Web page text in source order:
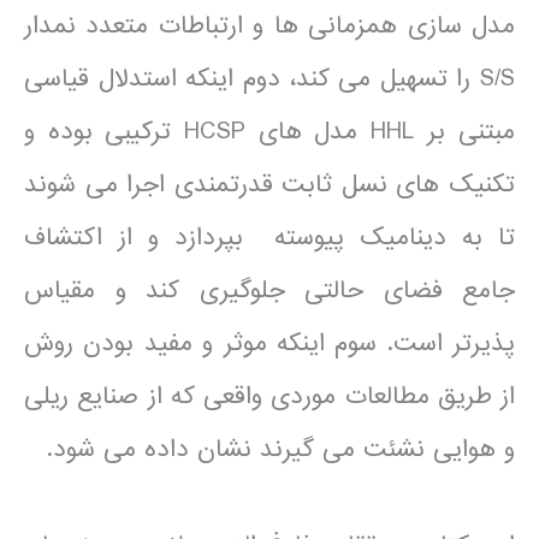
مدل سازی همزمانی ها و ارتباطات متعدد نمدار
S/S را تسهیل می کند، دوم اینکه استدلال قیاسی
مبتنی بر HHL مدل های HCSP ترکیبی بوده و
تکنیک های نسل ثابت قدرتمندی اجرا می شوند
تا به دینامیک پیوسته بپردازد و از اکتشاف
جامع فضای حالتی جلوگیری کند و مقیاس
پذیرتر است. سوم اینکه موثر و مفید بودن روش
از طریق مطالعات موردی واقعی که از صنایع ریلی
و هوایی نشئت می گیرند نشان داده می شود.